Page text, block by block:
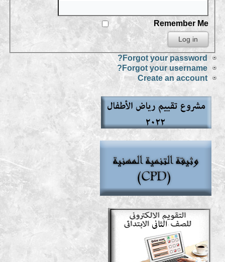
Remember Me
Forgot your password?
Forgot your username?
Create an account